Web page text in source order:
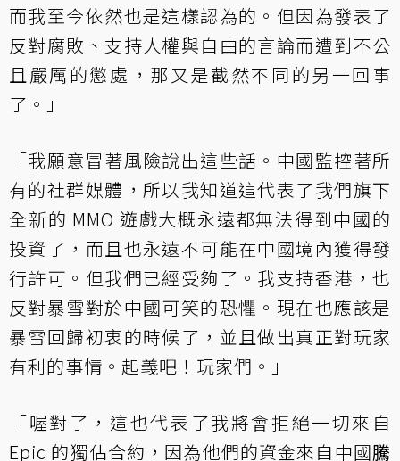
而我至今依然也是這樣認為的。但因為發表了
反對腐敗、支持人權與自由的言論而遭到不公
且嚴厲的懲處，那又是截然不同的另一回事
了。」
「我願意冒著風險說出這些話。中國監控著所
有的社群媒體，所以我知道這代表了我們旗下
全新的 MMO 遊戲大概永遠都無法得到中國的
投資了，而且也永遠不可能在中國境內獲得發
行許可。但我們已經受夠了。我支持香港，也
反對暴雪對於中國可笑的恐懼。現在也應該是
暴雪回歸初衷的時候了，並且做出真正對玩家
有利的事情。起義吧！玩家們。」
「喔對了，這也代表了我將會拒絕一切來自
Epic 的獨佔合約，因為他們的資金來自中國騰